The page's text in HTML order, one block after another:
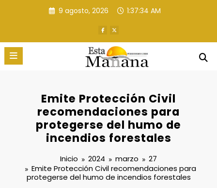
9 agosto, 2026 1:37:36 AM
Emite Protección Civil
recomendaciones para
protegerse del humo de
incendios forestales
Inicio 2024 marzo
27
Emite Protección Civil recomendaciones para
protegerse del humo de incendios forestales